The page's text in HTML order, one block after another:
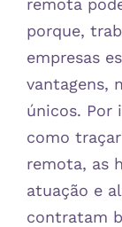
remota
porque,
empresas
vantagens,
únicos. Por
como
remota, as
atuação e
contratam